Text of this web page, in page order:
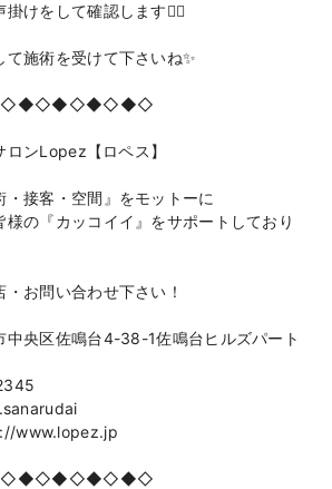
けをして確認します🙂‍↕️
て施術を受けて下さいね✨
ロンLopez【ロペス】
・接客・空間』をモットーに
様の『カッコイイ』をサポートしており
お問い合わせ下さい！
中央区佐鳴台4-38-1佐鳴台ヒルズパート
www.lopez.jp